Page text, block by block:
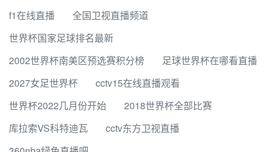
f1在线直播
全国卫视直播频道
世界杯国家足球排名最新
2002世界杯南美区预选赛积分榜
足球世界杯在哪看直播
2027女足世界杯
cctv15在线直播观看
世界杯2022几月份开始
2018世界杯全部比赛
库拉索VS科特迪瓦
cctv东方卫视直播